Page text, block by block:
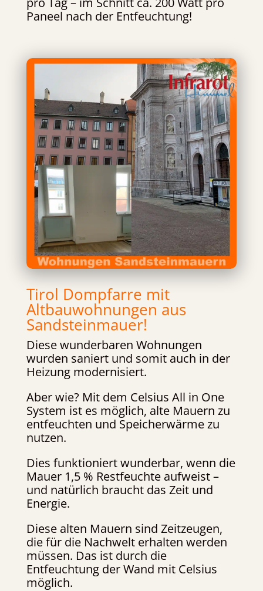
Paneel nach der Entfeuchtung!
Tirol Dompfarre mit
Altbauwohnungen aus
Sandsteinmauer!
Diese wunderbaren Wohnungen
wurden saniert und somit auch in der
Heizung modernisiert.
Aber wie? Mit dem Celsius All in One
System ist es möglich, alte Mauern zu
entfeuchten und Speicherwärme zu
nutzen.
Dies funktioniert wunderbar, wenn die
Mauer 1,5 % Restfeuchte aufweist –
und natürlich braucht das Zeit und
Energie.
Diese alten Mauern sind Zeitzeugen,
die für die Nachwelt erhalten werden
müssen. Das ist durch die
Entfeuchtung der Wand mit Celsius
möglich.